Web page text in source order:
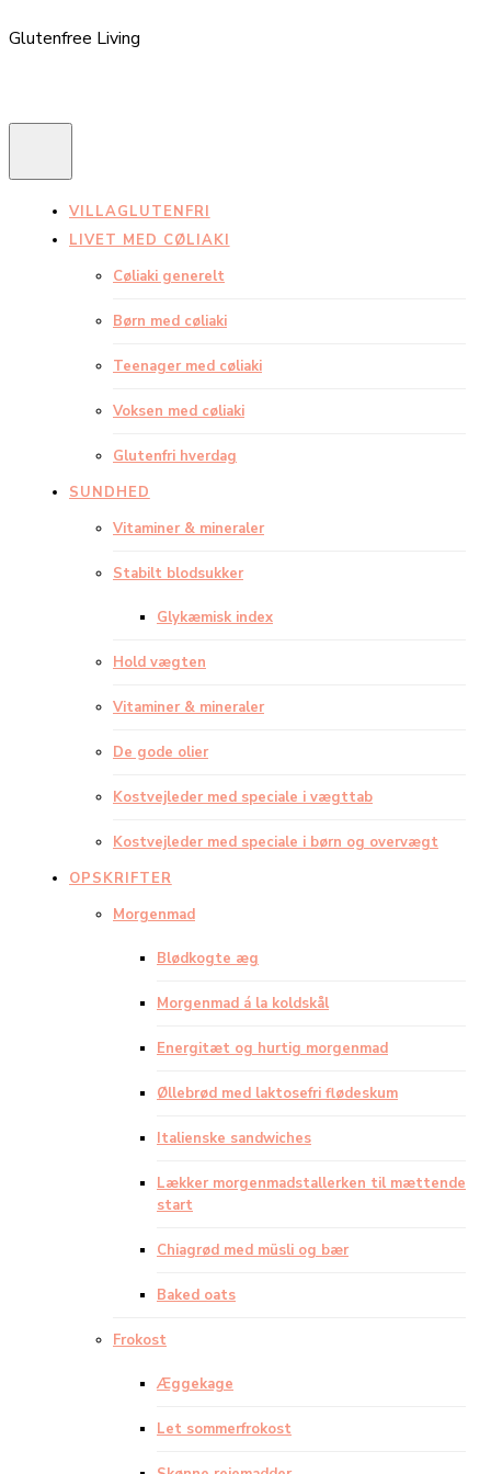
Glutenfree Living
VILLAGLUTENFRI
LIVET MED CØLIAKI
Cøliaki generelt
Børn med cøliaki
Teenager med cøliaki
Voksen med cøliaki
Glutenfri hverdag
SUNDHED
Vitaminer & mineraler
Stabilt blodsukker
Glykæmisk index
Hold vægten
Vitaminer & mineraler
De gode olier
Kostvejleder med speciale i vægttab
Kostvejleder med speciale i børn og overvægt
OPSKRIFTER
Morgenmad
Blødkogte æg
Morgenmad á la koldskål
Energitæt og hurtig morgenmad
Øllebrød med laktosefri flødeskum
Italienske sandwiches
Lækker morgenmadstallerken til mættende
start
Chiagrød med müsli og bær
Baked oats
Frokost
Æggekage
Let sommerfrokost